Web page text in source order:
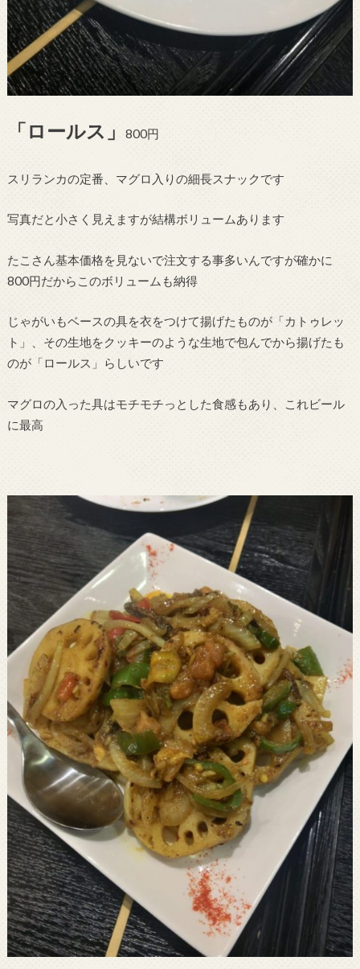
「ロールス」 800円
スリランカの定番、マグロ入りの細長スナックです
写真だと小さく見えますが結構ボリュームあります
たこさん基本価格を見ないで注文する事多いんですが確かに
800円だからこのボリュームも納得
じゃがいもベースの具を衣をつけて揚げたものが「カトゥレッ
ト」、その生地をクッキーのような生地で包んでから揚げたも
のが「ロールス」らしいです
マグロの入った具はモチモチっとした食感もあり、これビール
に最高